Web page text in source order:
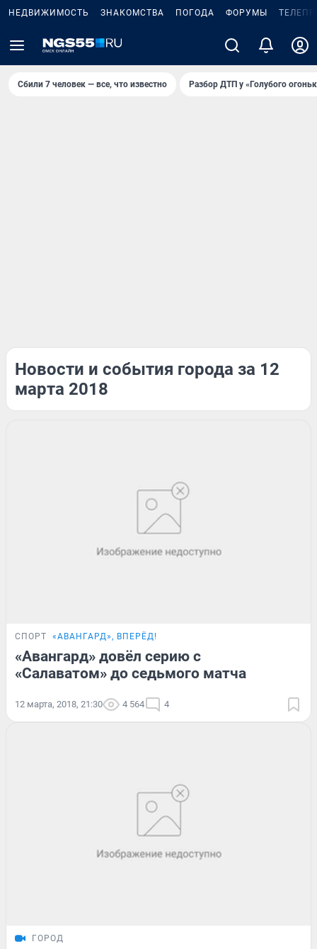
НЕДВИЖИМОСТЬ ЗНАКОМСТВА ПОГОДА ФОРУМЫ
Сбили 7 человек — все, что известно Разбор ДТП у «Голубого
Новости и события города за 12
марта 2018
СПОРТ «АВАНГАРД», ВПЕРЁД!
«Авангард» довёл серию с
«Салаватом» до седьмого матча
12 марта, 2018, 21:30 4 564 4
ГОРОД